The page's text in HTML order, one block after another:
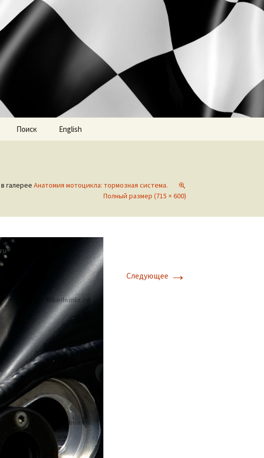
Поиск English
в галерее Анатомия мотоцикла: тормозная система.
Полный размер (715 × 600)
Следующее →